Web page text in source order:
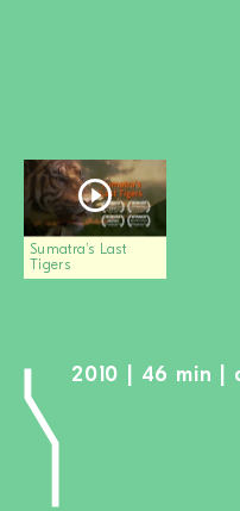
Sumatra’s Last
Tigers
2010 | 46 min |
Schulen
Medien
Film-Kits